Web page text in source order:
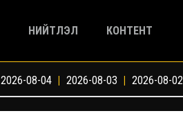
НИЙТЛЭЛ КОНТЕНТ
2026-08-04 | 2026-08-03 | 2026-08-02